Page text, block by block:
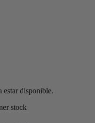
estar disponible.
stock